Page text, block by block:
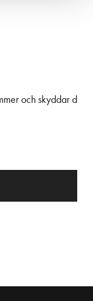
och skyddar